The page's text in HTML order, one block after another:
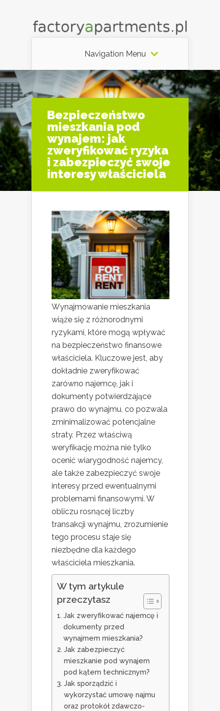
Navigation Menu
Bezpieczeństwo
mieszkania pod
wynajem: jak
zweryfikować ryzyka
i zabezpieczyć swoje
interesy właściciela
Wynajmowanie mieszkania
wiąże się z różnorodnymi
ryzykami, które mogą wpływać
na bezpieczeństwo finansowe
właściciela. Kluczowe jest, aby
dokładnie zweryfikować
zarówno najemcę, jak i
dokumenty potwierdzające
prawo do wynajmu, co pozwala
zminimalizować potencjalne
straty. Przez właściwą
weryfikację można nie tylko
ocenić wiarygodność najemcy,
ale także zabezpieczyć swoje
interesy przed ewentualnymi
problemami finansowymi. W
obliczu rosnącej liczby
transakcji wynajmu, zrozumienie
tego procesu staje się
niezbędne dla każdego
właściciela mieszkania.
W tym artykule
przeczytasz
Jak zweryfikować najemcę i
dokumenty przed
wynajmem mieszkania?
Jak zabezpieczyć
mieszkanie pod wynajem
pod kątem technicznym?
Jak sporządzić i
wykorzystać umowę najmu
oraz protokół zdawczo-